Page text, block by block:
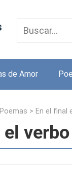
de Amor
> En el final